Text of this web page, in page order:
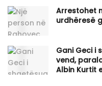
Arrestohet
urdhëresë
Gani Geci i
vend,
Albin Kurtit